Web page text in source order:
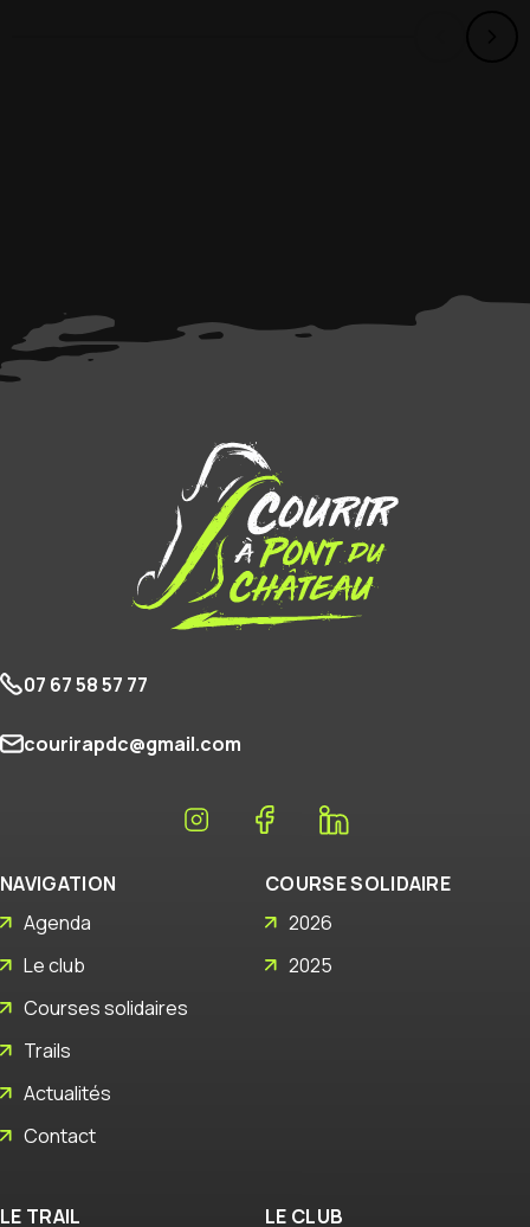
07 67 58 57 77
courirapdc@gmail.com
NAVIGATION
Agenda
Le club
Courses solidaires
Trails
Actualités
Contact
COURSE SOLIDAIRE
2026
2025
LE TRAIL LE CLUB